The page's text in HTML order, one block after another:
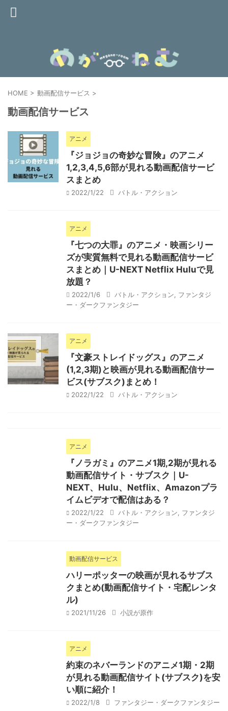
HOME > 動画配信サービス >
動画配信サービス
アニメ
『ジョジョの奇妙な冒険』のアニメ
1,2,3,4,5,6部が見れる動画配信サービ
スまとめ
2022/1/22 バトル・アクション
アニメ
『七つの大罪』のアニメ・映画シリー
ズが実質無料で見れる動画配信サービ
スまとめ｜U-NEXT Netflix Huluで見
放題？
2022/1/6 バトル・アクション
ファンタジ
ー・ダークファンタジー
アニメ
『文豪ストレイドッグス』のアニメ
(1,2,3期)と映画が見れる動画配信サー
ビス(サブスク)まとめ！
2022/1/22 バトル・アクション
アニメ
『ノラガミ』のアニメ1期,2期が見れる
動画配信サイト・サブスク｜U-
NEXT、Hulu、Netflix、Amazonプラ
イムビデオで配信はある？
2022/1/22 バトル・アクション
ファンタジ
ー・ダークファンタジー
動画配信サービス
ハリーポッターの映画が見れるサブス
クまとめ(動画配信サイト・宅配レンタ
ル)
2021/11/26 小説が原作
アニメ
約束のネバーランドのアニメ1期・2期
が見れる動画配信サイト(サブスク)を安
い順に紹介！
2022/1/8 ファンタジー・ダークファンタジー